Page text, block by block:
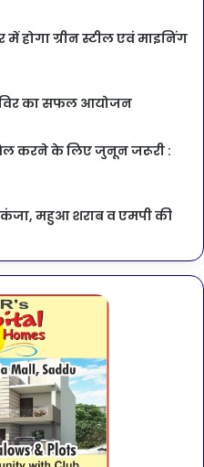
में होगा ग्रीन स्टील एवं माइनिंग
का सफल आयोजन
करने के लिए जुनून जरूरी :
महुआ शराब व एमपी की